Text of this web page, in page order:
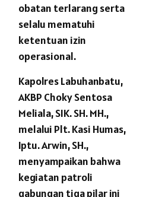
obatan terlarang serta
selalu mematuhi
ketentuan izin
operasional.
Kapolres Labuhanbatu,
AKBP Choky Sentosa
Meliala, SIK. SH. MH.,
melalui Plt. Kasi Humas,
Iptu. Arwin, SH.,
menyampaikan bahwa
kegiatan patroli
gabungan tiga pilar ini